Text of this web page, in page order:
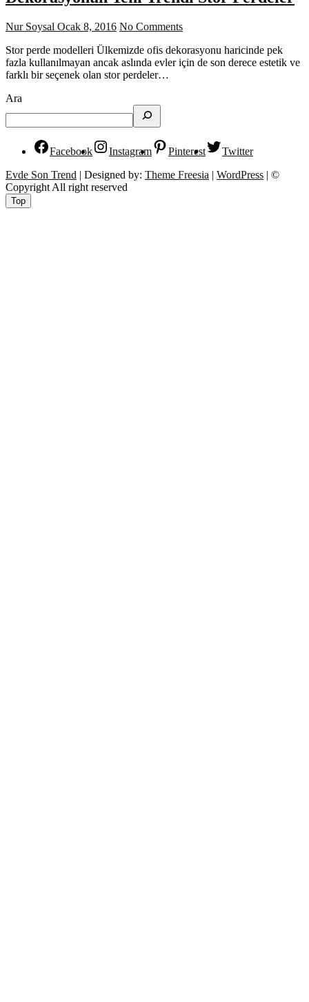
Nur Soysal Ocak 8, 2016 No Comments
Stor perde modelleri Ülkemizde ofis dekorasyonu haricinde pek
fazla kullanılmayan ancak aslında evler için de son derece estetik ve
farklı bir seçenek olan stor perdeler…
Ara
Facebook Instagram Pinterest
Twitter
Evde Son Trend | Designed by: Theme Freesia | WordPress | ©
Copyright All right reserved
Top